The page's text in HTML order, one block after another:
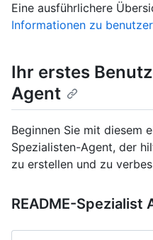
Eine ausführlichere
Informationen zu
Ihr erstes
Agent
Beginnen Sie mit diesem
Spezialisten-Agent, der
zu erstellen und zu
README-Spezialist